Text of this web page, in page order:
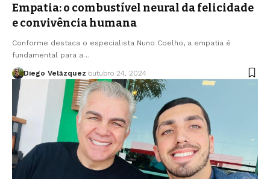
Empatia: o combustível neural da felicidade
e convivência humana
Conforme destaca o especialista Nuno Coelho, a empatia é
fundamental para a…
Diego Velázquez outubro 24, 2024